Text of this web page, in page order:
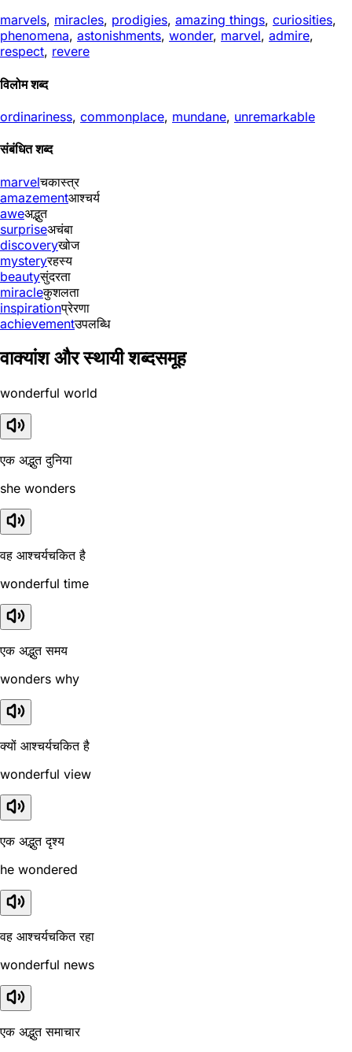
marvels, miracles, prodigies, amazing things, curiosities,
phenomena, astonishments, wonder, marvel, admire,
respect, revere
विलोम शब्द
ordinariness, commonplace, mundane, unremarkable
संबंधित शब्द
marvelचकास्त्र
amazementआश्चर्य
aweअद्भुत
surpriseअचंबा
discoveryखोज
mysteryरहस्य
beautyसुंदरता
miracleकुशलता
inspirationप्रेरणा
achievementउपलब्धि
वाक्यांश और स्थायी शब्दसमूह
wonderful world
एक अद्भुत दुनिया
she wonders
वह आश्चर्यचकित है
wonderful time
एक अद्भुत समय
wonders why
क्यों आश्चर्यचकित है
wonderful view
एक अद्भुत दृश्य
he wondered
वह आश्चर्यचकित रहा
wonderful news
एक अद्भुत समाचार